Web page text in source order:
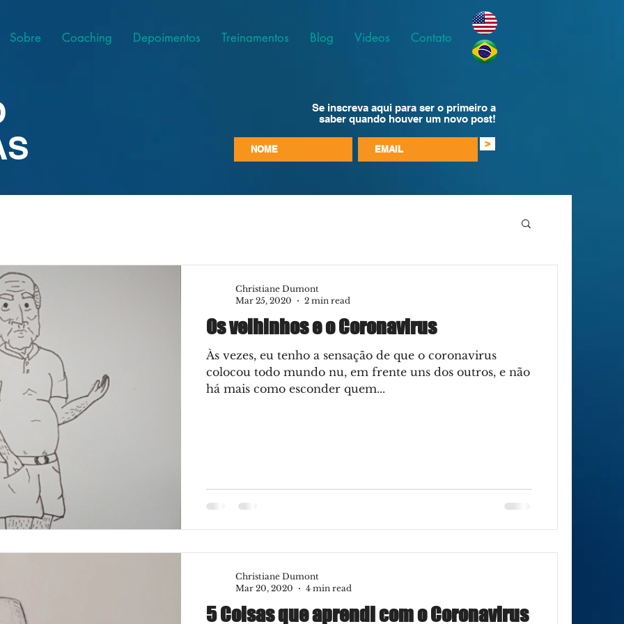
Sobre Coaching Depoimentos Treinamentos Blog Videos Contato
Se inscreva aqui para ser o primeiro a
saber quando houver um novo post!
>
Os velhinhos e o Coronavirus
Às vezes, eu tenho a sensação de que o coronavirus
colocou todo mundo nu, em frente uns dos outros, e não
há mais como esconder quem...
Christiane Dumont
Mar 25, 2020
2 min read
5 Coisas que aprendi com o Coronavirus
Christiane Dumont
Mar 20, 2020
4 min read